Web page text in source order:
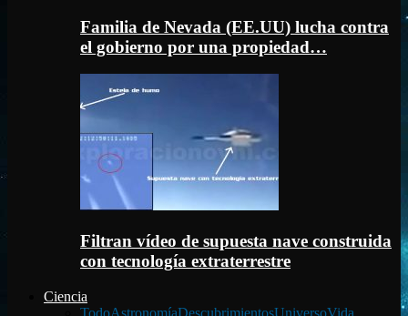
Familia de Nevada (EE.UU) lucha contra
el gobierno por una propiedad…
Filtran vídeo de supuesta nave construida
con tecnología extraterrestre
Ciencia
TodoAstronomíaDescubrimientosUniversoVida